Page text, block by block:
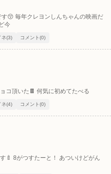
す😚 毎年クレヨンしんちゃんの映画だ
今
ネ(3) コメント(0)
コ頂いた🍫 何気に初めてたべる
ネ(4) コメント(0)
🍼 8がつすたーと！ あついけどがん